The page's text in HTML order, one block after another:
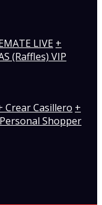
LIVE +
(Raffles) VIP
Crear Casillero +
Shopper